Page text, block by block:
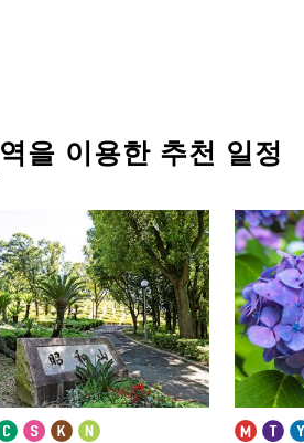
역을 이용한 추천 일정